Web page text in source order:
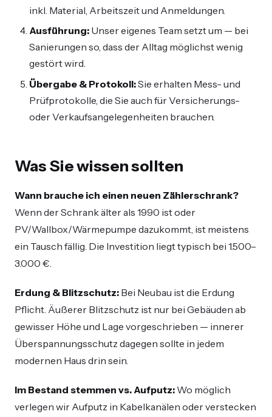
inkl. Material, Arbeitszeit und Anmeldungen.
Ausführung: Unser eigenes Team setzt um — bei
Sanierungen so, dass der Alltag möglichst wenig
gestört wird.
Übergabe & Protokoll:Sie erhalten Mess- und
Prüfprotokolle, die Sie auch für Versicherungs-
oder Verkaufsangelegenheiten brauchen.
Was Sie wissen sollten
Wann brauche ich einen neuen Zählerschrank?
Wenn der Schrank älter als 1990 ist oder
PV/Wallbox/Wärmepumpe dazukommt, ist meistens
ein Tausch fällig. Die Investition liegt typisch bei 1.500–
3.000 €.
Erdung & Blitzschutz: Bei Neubau ist die Erdung
Pflicht. Äußerer Blitzschutz ist nur bei Gebäuden ab
gewisser Höhe und Lage vorgeschrieben — innerer
Überspannungsschutz dagegen sollte in jedem
modernen Haus drin sein.
Im Bestand stemmen vs. Aufputz: Wo möglich
verlegen wir Aufputz in Kabelkanälen oder verstecken